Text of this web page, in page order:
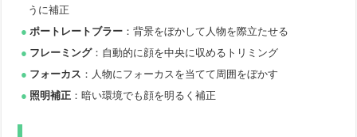
うに補正
ポートレートブラー ：背景をぼかして人物を際立たせる
フレーミング：自動的に顔を中央に収めるトリミング
フォーカス ：人物にフォーカスを当てて周囲をぼかす
照明補正 ：暗い環境でも顔を明るく補正